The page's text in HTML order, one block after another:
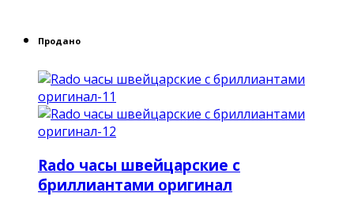
Продано
Rado часы швейцарские с
бриллиантами оригинал